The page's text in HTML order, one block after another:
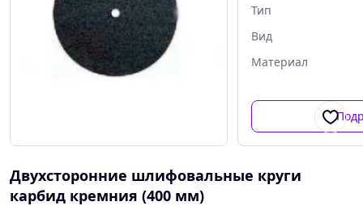
Тип
Вид
Материал
Двухсторонние шлифовальные круги
карбид кремния (400 мм)